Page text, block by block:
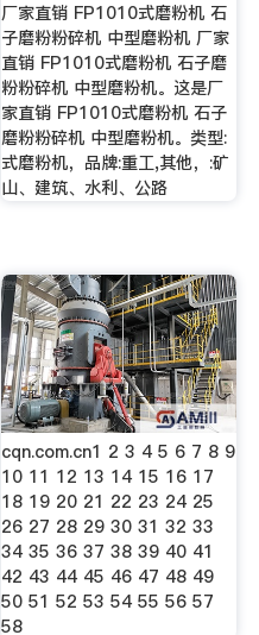
厂家直销 FP1010式磨粉机 石
子磨粉粉碎机 中型磨粉机 厂家
直销 FP1010式磨粉机 石子磨
粉粉碎机 中型磨粉机。这是厂
家直销 FP1010式磨粉机 石子
磨粉粉碎机 中型磨粉机。类型:
式磨粉机，品牌:重工,其他，:矿
山、建筑、水利、公路
cqn.com.cn1 2 3 4 5 6 7 8 9
10 11 12 13 14 15 16 17
18 19 20 21 22 23 24 25
26 27 28 29 30 31 32 33
34 35 36 37 38 39 40 41
42 43 44 45 46 47 48 49
50 51 52 53 54 55 56 57
58